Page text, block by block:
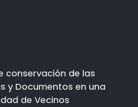
conservación de las
y Documentos en una
de Vecinos